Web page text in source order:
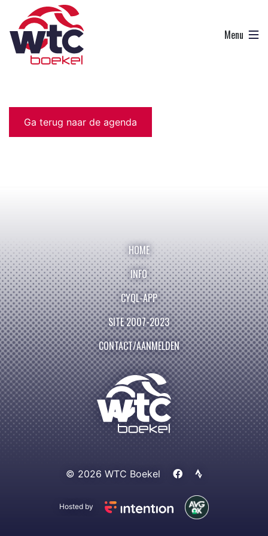
Ga terug naar de agenda
HOME
INFO
CYQL-APP
SITE 2007-2023
CONTACT/AANMELDEN
© 2026 WTC Boekel
Hosted by